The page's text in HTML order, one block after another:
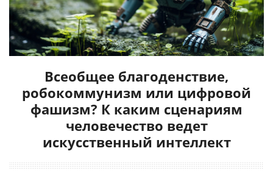
Всеобщее благоденствие,
робокоммунизм или цифровой
фашизм? К каким сценариям
человечество ведет
искусственный интеллект